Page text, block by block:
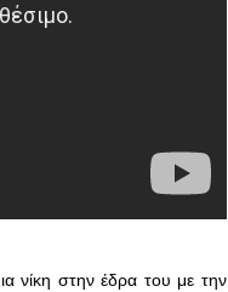
νίκη στην έδρα του με την